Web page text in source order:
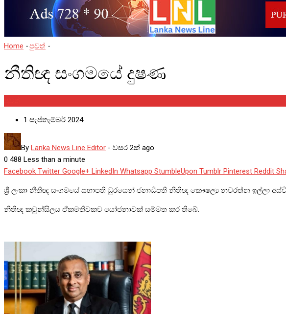
Home -පුවත් -
නීතිඥ සංගමයේ දුෂණ
1 සැප්තැම්බර් 2024
By Lanka News Line Editor - වසර 2ක් ago
0 488 Less than a minute
Facebook Twitter Google+ LinkedIn Whatsapp StumbleUpon Tumblr Pinterest Reddit
ශ්‍රී ලංකා නීතිඥ සංගමයේ සභාපති ධුරයෙන් ජනාධිපති නීතිඥ කෞෂල්‍ය නවරත්න ඉල්ලා
නීතිඥ කවුන්සිලය ඒකමතිවකව යෝජනාවක් සම්මත කර තිබේ.